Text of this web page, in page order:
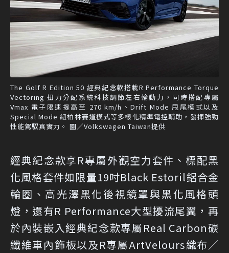
The Golf R Edition 50 經典紀念款搭載R Performance Torque
Vectoring 扭力分配系統科技調節左右輪動力，同時搭配專屬
Vmax 電子限速提高至 270 km/h、Drift Mode 甩尾模式以及
Special Mode 紐柏林賽道模式等多樣化精準電控輔助，發揮強勁
性能駕馭真實力。 圖／Volkswagen Taiwan提供
經典紀念款享R專屬外觀空力套件、標配黑
化風格套件如限量19吋Black Estoril鋁合金
輪圈、高光澤黑化後視鏡罩與黑化風格頭
燈，還有R Performance大型擾流尾翼，再
於內裝嵌入經典紀念款專屬Real Carbon碳
纖維車內飾板以及R專屬ArtVelours織布／